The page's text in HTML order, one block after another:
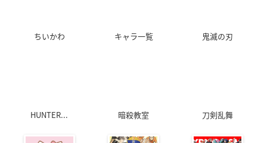
ちいかわ キャラ一覧 鬼滅の刃
HUNTER... 暗殺教室 刀剣乱舞